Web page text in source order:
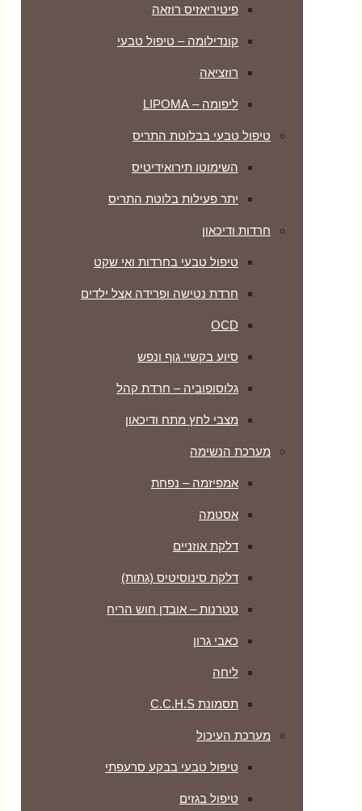
פיטיריאזיס רוזאה
קונדילומה – טיפול טבעי
רוזציאה
ליפומה – LIPOMA
טיפול טבעי בבלוטת התריס
השימוטו תירואידיטיס
יתר פעילות בלוטת התריס
חרדות ודיכאון
טיפול טבעי בחרדות ואי שקט
חרדת נטישה ופרידה אצל ילדים
OCD
סיוע בקשיי גוף ונפש
גלוסופוביה – חרדת קהל
מצבי לחץ מתח ודיכאון
מערכת הנשימה
אמפיזמה – נפחת
אסטמה
דלקת אוזניים
דלקת סינוסיטיס (גתות)
טטרנות – אובדן חוש הריח
כאבי גרון
ליחה
תסמונת C.C.H.S
מערכת העיכול
טיפול טבעי בבקע סרעפתי
טיפול בגזים